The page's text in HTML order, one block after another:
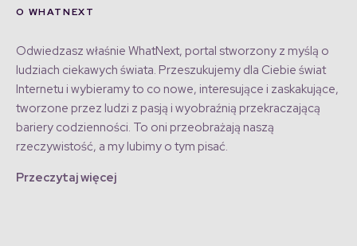
O WHATNEXT
Odwiedzasz właśnie WhatNext, portal stworzony z myślą o
ludziach ciekawych świata. Przeszukujemy dla Ciebie świat
Internetu i wybieramy to co nowe, interesujące i zaskakujące,
tworzone przez ludzi z pasją i wyobraźnią przekraczającą
bariery codzienności. To oni przeobrażają naszą
rzeczywistość, a my lubimy o tym pisać.
Przeczytaj więcej